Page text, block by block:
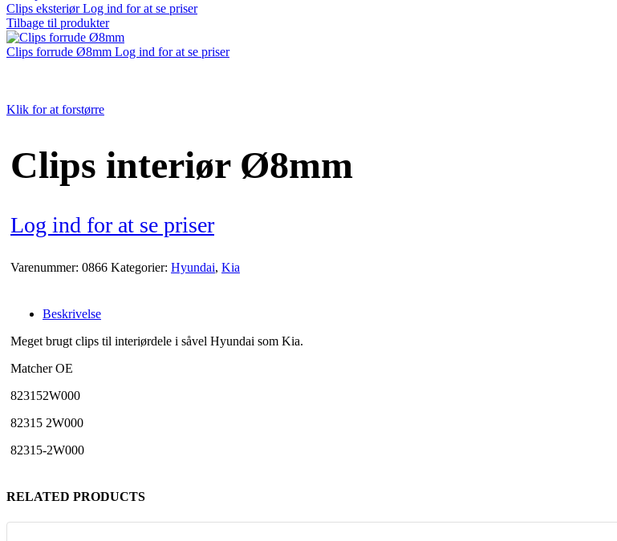
Clips eksteriørLog ind for at se priser
Tilbage til produkter
Clips forrude Ø8mm Log ind for at se priser
Klik for at forstørre
Clips interiør Ø8mm
Log ind for at se priser
Varenummer: 0866 Kategorier: Hyundai, Kia
Beskrivelse
Meget brugt clips til interiørdele i såvel Hyundai som Kia.
Matcher OE
823152W000
82315 2W000
82315-2W000
RELATED PRODUCTS